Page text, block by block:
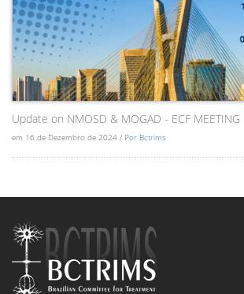
Update on NMOSD & MOGAD - ECF MEETING
em 16 de Dezembro de 2024 / Por Bctrims